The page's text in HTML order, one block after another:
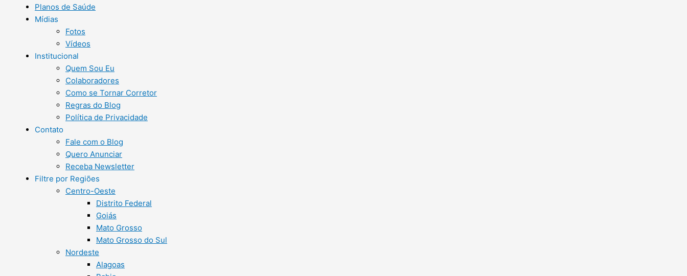
Planos de Saúde
Mídias
Fotos
Vídeos
Institucional
Quem Sou Eu
Colaboradores
Como se Tornar Corretor
Regras do Blog
Política de Privacidade
Contato
Fale com o Blog
Quero Anunciar
Receba Newsletter
Filtre por Regiões
Centro-Oeste
Distrito Federal
Goiás
Mato Grosso
Mato Grosso do Sul
Nordeste
Alagoas